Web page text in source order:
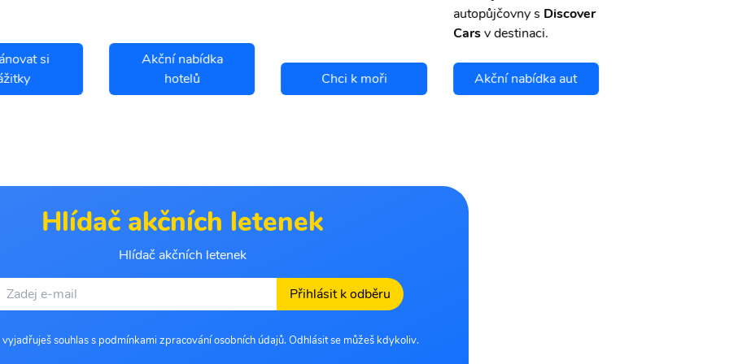
si
Akční nabídka
hotelů
Chci k moři
autopůjčovny s Discover
Carsv destinaci.
Akční nabídka aut
Hlídač akčních letenek
Hlídač akčních letenek
Přihlásit k odběru
vyjadřuješ souhlas s podmínkami zpracování osobních údajů. Odhlásit se můžeš kdykoliv.